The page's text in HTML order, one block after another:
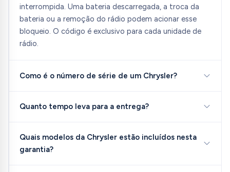
interrompida. Uma bateria descarregada, a troca da
bateria ou a remoção do rádio podem acionar esse
bloqueio. O código é exclusivo para cada unidade de
rádio.
Como é o número de série de um Chrysler?
Quanto tempo leva para a entrega?
Quais modelos da Chrysler estão incluídos nesta
garantia?